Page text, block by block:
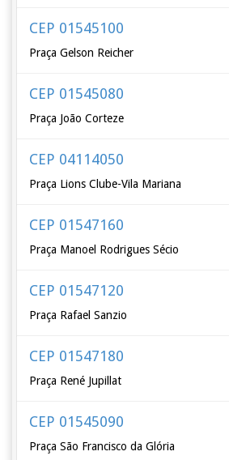
CEP 01545100
Praça Gelson Reicher
CEP 01545080
Praça João Corteze
CEP 04114050
Praça Lions Clube-Vila Mariana
CEP 01547160
Praça Manoel Rodrigues Sécio
CEP 01547120
Praça Rafael Sanzio
CEP 01547180
Praça René Jupillat
CEP 01545090
Praça São Francisco da Glória